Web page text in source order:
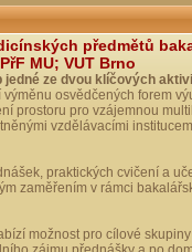
předmětů
MU; VUT Brno
ze dvou klíčových
osvědčených forem
prostoru pro vzájemnou
vzdělávacími
praktických cvičení a
zaměřením v rámci
možnost pro cílové